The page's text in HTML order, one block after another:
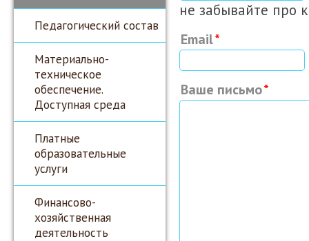
Педагогический состав
Материально-
техническое
обеспечение.
Доступная среда
Платные
образовательные
услуги
Финансово-
хозяйственная
деятельность
не забывайте про
Email
Ваше письмо